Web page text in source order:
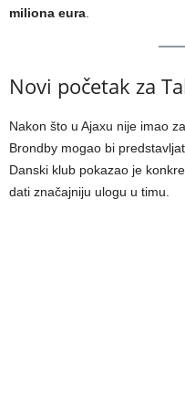
miliona eura
Novi početak za
Nakon što u Ajaxu nije imao
Brondby mogao bi
Danski klub pokazao je
dati značajniju ulogu u timu.